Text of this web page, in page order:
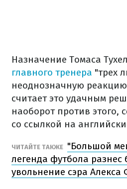
Назначение Томаса
главного тренера "трех
неоднозначную
считает это удачным
наоборот против этого,
со ссылкой на
ЧИТАЙТЕ ТАКЖЕ "Большой
легенда футбола
увольнение сэра Алекса